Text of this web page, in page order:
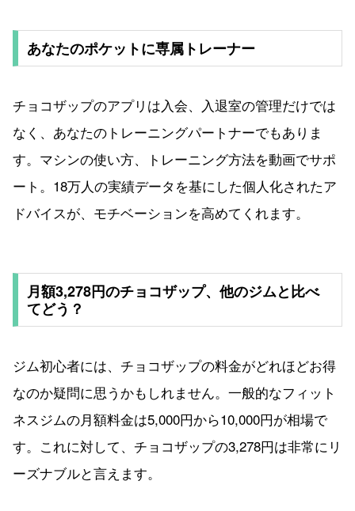
あなたのポケットに専属トレーナー
チョコザップのアプリは入会、入退室の管理だけでは
なく、あなたのトレーニングパートナーでもありま
す。マシンの使い方、トレーニング方法を動画でサポ
ート。18万人の実績データを基にした個人化されたア
ドバイスが、モチベーションを高めてくれます。
月額3,278円のチョコザップ、他のジムと比べ
てどう？
ジム初心者には、チョコザップの料金がどれほどお得
なのか疑問に思うかもしれません。一般的なフィット
ネスジムの月額料金は5,000円から10,000円が相場で
す。これに対して、チョコザップの3,278円は非常にリ
ーズナブルと言えます。